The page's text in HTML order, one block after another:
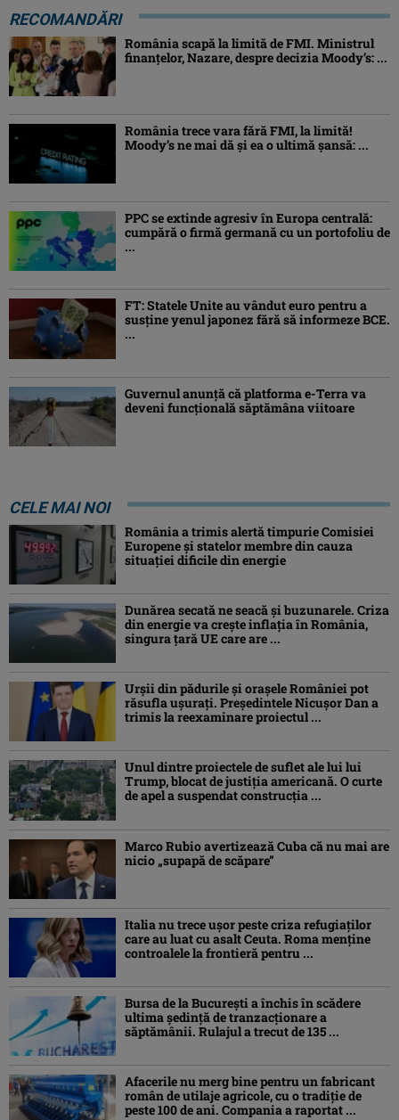
RECOMANDĂRI
România scapă la limită de FMI. Ministrul
finanțelor, Nazare, despre decizia Moody’s: ...
România trece vara fără FMI, la limită!
Moody’s ne mai dă și ea o ultimă șansă: ...
PPC se extinde agresiv în Europa centrală:
cumpără o firmă germană cu un portofoliu de
...
FT: Statele Unite au vândut euro pentru a
susține yenul japonez fără să informeze BCE.
...
Guvernul anunță că platforma e-Terra va
deveni funcţională săptămâna viitoare
CELE MAI NOI
România a trimis alertă timpurie Comisiei
Europene și statelor membre din cauza
situației dificile din energie
Dunărea secată ne seacă și buzunarele. Criza
din energie va crește inflația în România,
singura țară UE care are ...
Urșii din pădurile și orașele României pot
răsufla ușurați. Președintele Nicușor Dan a
trimis la reexaminare proiectul ...
Unul dintre proiectele de suflet ale lui lui
Trump, blocat de justiția americană. O curte
de apel a suspendat construcția ...
Marco Rubio avertizează Cuba că nu mai are
nicio „supapă de scăpare”
Italia nu trece ușor peste criza refugiaților
care au luat cu asalt Ceuta. Roma menține
controalele la frontieră pentru ...
Bursa de la București a închis în scădere
ultima ședință de tranzacționare a
săptămânii. Rulajul a trecut de 135 ...
Afacerile nu merg bine pentru un fabricant
român de utilaje agricole, cu o tradiție de
peste 100 de ani. Compania a raportat ...